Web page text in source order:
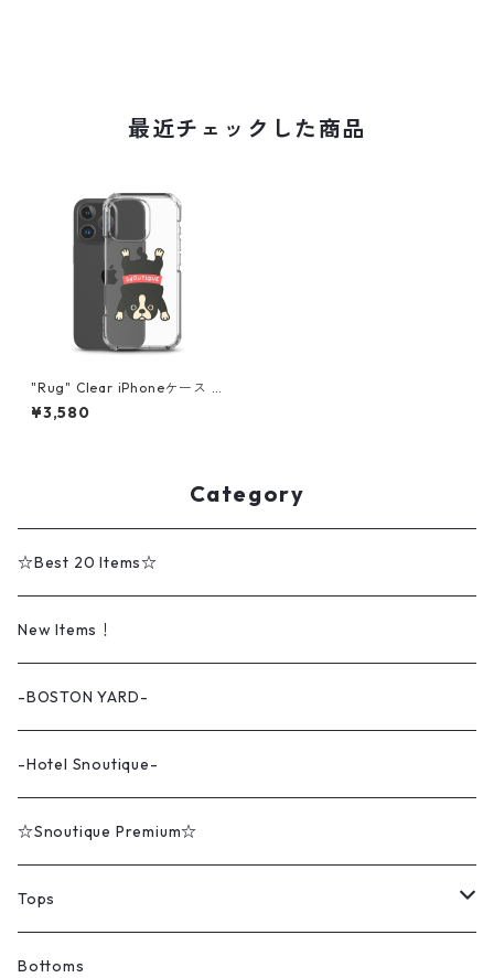
最近チェックした商品
"Rug" Clear iPhoneケース pf
0200
¥3,580
Category
☆Best 20 Items☆
New Items！
-BOSTON YARD-
-Hotel Snoutique-
☆Snoutique Premium☆
Tops
Tシャツ
Bottoms